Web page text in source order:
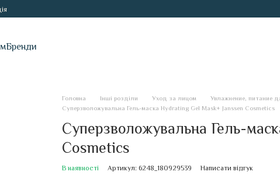
Бренди
Головна Інші розділи Уход за лицом
Увлажнение, питание
Суперзволожувальна Гель-маска Hydrating Gel Mask+ Janssen Cosmetics
Суперзволожувальна Гель-
Cosmetics
В наявності Артикул: 6248_180929539 Написати відгук